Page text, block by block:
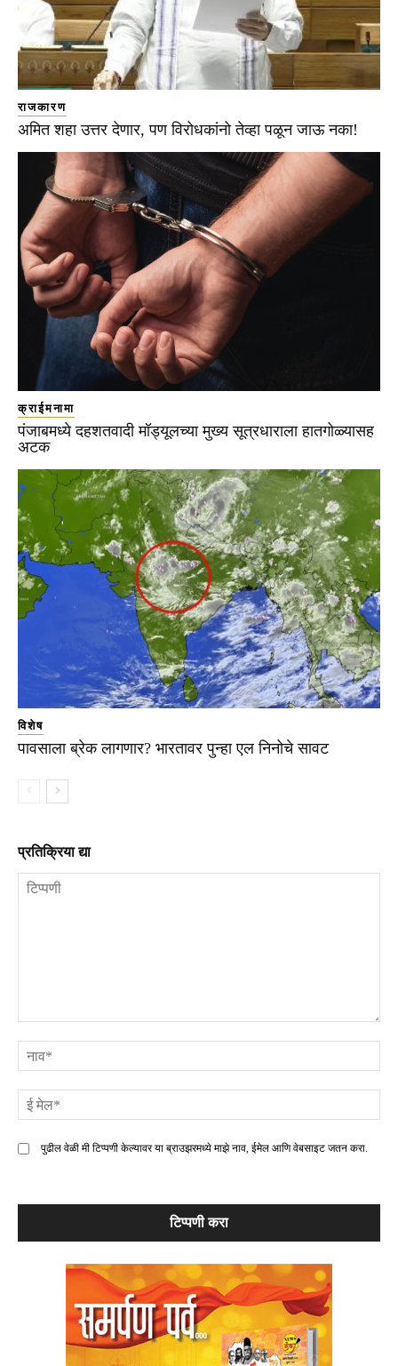
राजकारण
अमित शहा उत्तर देणार, पण विरोधकांनो तेव्हा पळून जाऊ नका!
क्राईमनामा
पंजाबमध्ये दहशतवादी मॉड्यूलच्या मुख्य सूत्रधाराला हातगोळ्यासह
अटक
विशेष
पावसाला ब्रेक लागणार? भारतावर पुन्हा एल निनोचे सावट
प्रतिक्रिया द्या
पुढील वेळी मी टिप्पणी केल्यावर या ब्राउझरमध्ये माझे नाव, ईमेल आणि वेबसाइट जतन करा.